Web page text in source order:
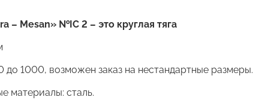
– Mesan» №IC 2 – это круглая тяга
до 1000, возможен заказ на нестандартные размеры.
материалы: сталь.